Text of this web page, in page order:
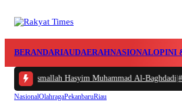
BERANDARIAUDAERAHNASIONALOPINI
Basmallah Hasyim Muhammad Al-Baghdadi|#2
NasionalOlahragaPekanbaruRiau